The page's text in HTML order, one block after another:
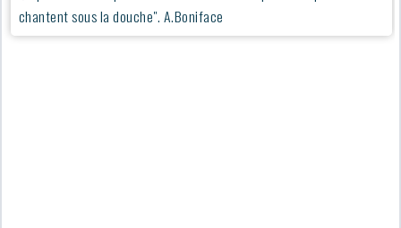
chantent sous la douche". A.Boniface